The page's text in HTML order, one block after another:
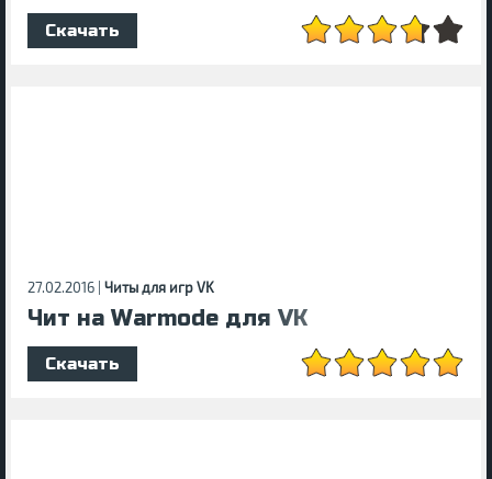
Скачать
27.02.2016 | Читы для игр VK
Чит на Warmode для VK
Скачать